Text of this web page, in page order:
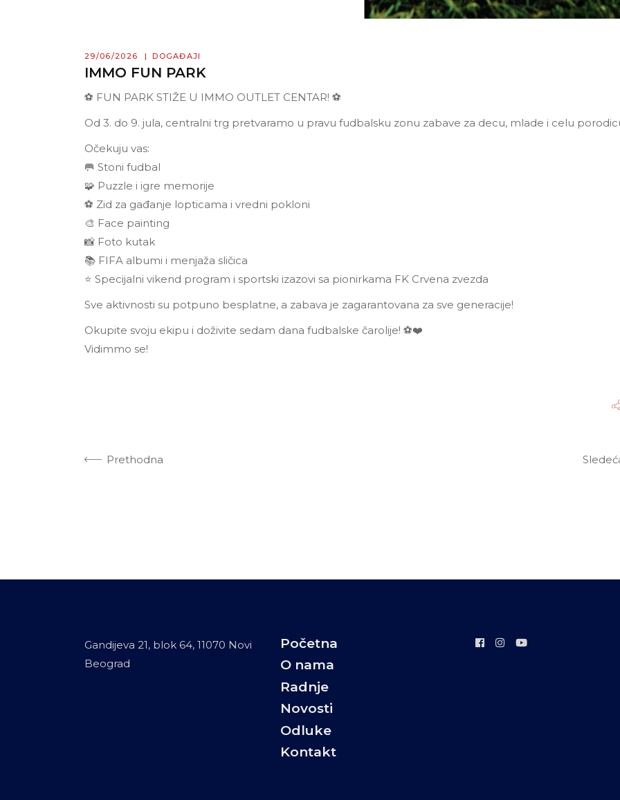
29/06/2026 DOGAĐAJI
IMMO FUN PARK
⚽ FUN PARK STIŽE U IMMO OUTLET CENTAR! ⚽
Od 3. do 9. jula, centralni trg pretvaramo u pravu fudbalsku zonu zabave za decu, mlade i celu
Očekuju vas:
🥅 Stoni fudbal
🧩 Puzzle i igre memorije
⚽ Zid za gađanje lopticama i vredni pokloni
🎨 Face painting
📸 Foto kutak
📚 FIFA albumi i menjaža sličica
⭐ Specijalni vikend program i sportski izazovi sa pionirkama FK Crvena zvezda
Sve aktivnosti su potpuno besplatne, a zabava je zagarantovana za sve generacije!
Okupite svoju ekipu i doživite sedam dana fudbalske čarolije! ⚽❤️
Vidimmo se!
Prethodna
Gandijeva 21, blok 64, 11070 Novi
Beograd
Početna
O nama
Radnje
Novosti
Odluke
Kontakt